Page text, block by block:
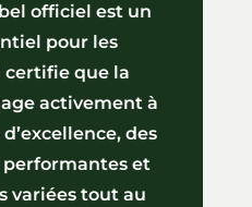
officiel est un
pour les
certifie que la
activement à
des
et
variées tout au